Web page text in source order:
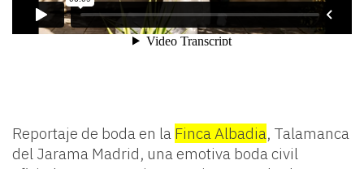
Reportaje de boda en la Finca Albadia, Talamanca
del Jarama Madrid, una emotiva boda civil